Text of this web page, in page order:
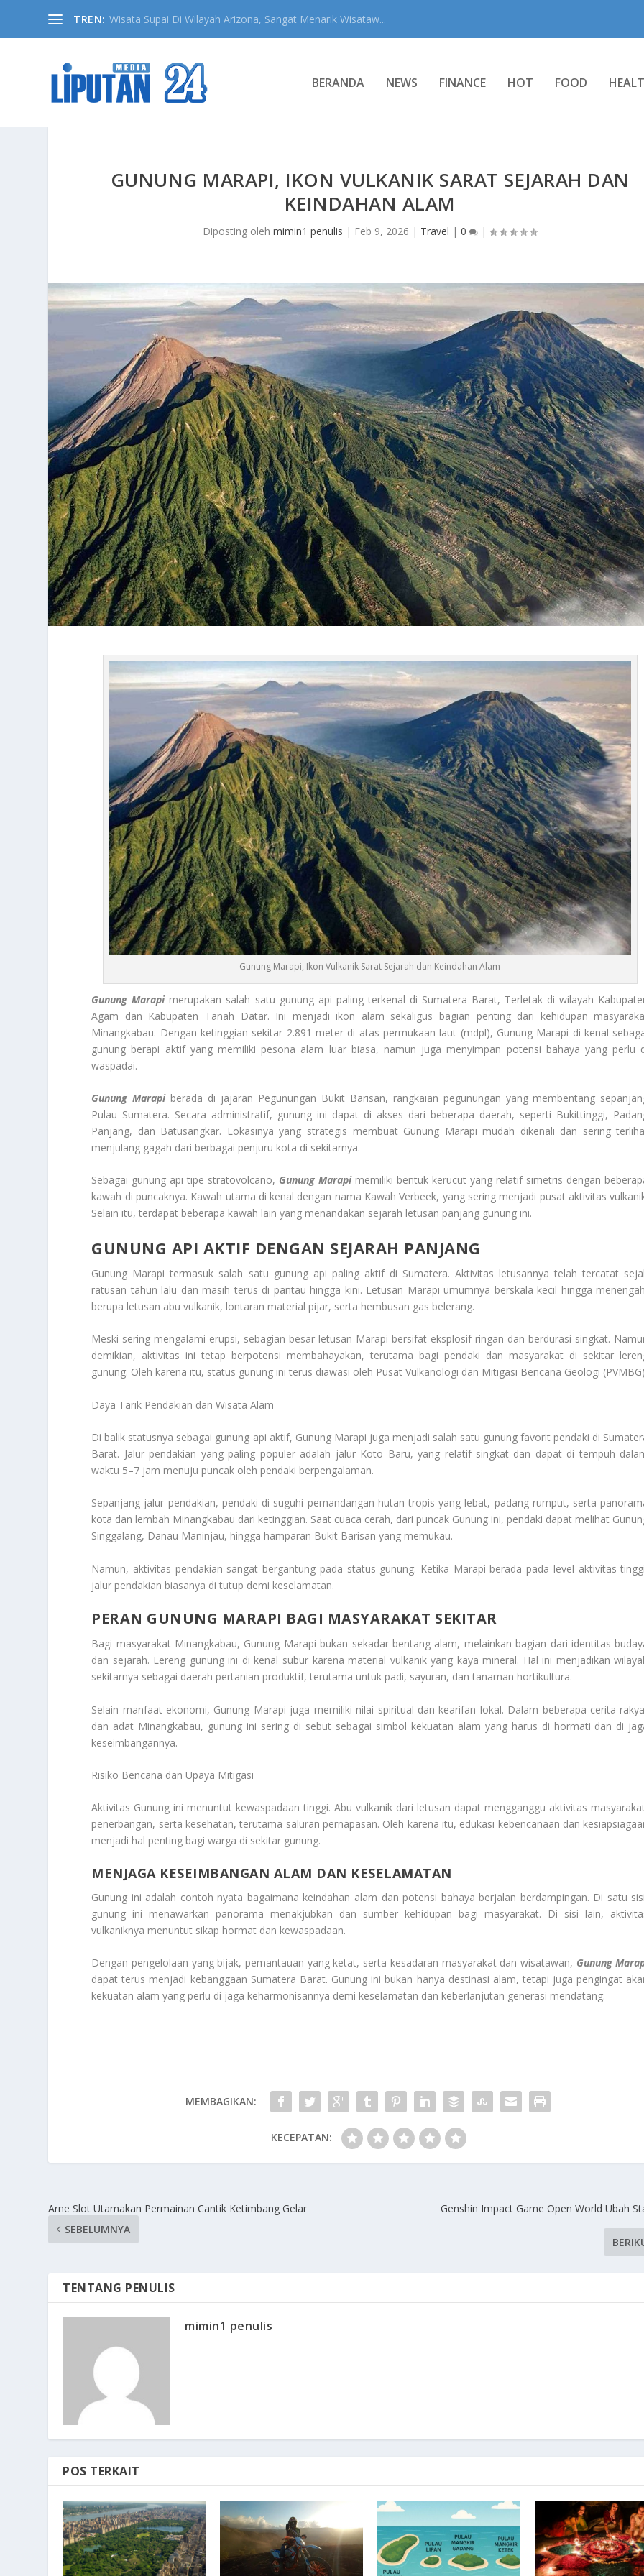
TREN: Wisata Supai Di Wilayah Arizona, Sangat Menarik Wisataw...
BERANDA NEWS FINANCE HOT FOOD
GUNUNG MARAPI, IKON VULKANIK SARAT SEJARAH DAN
KEINDAHAN ALAM
Diposting olehmimin1 penulis | Feb 9, 2026 | Travel |0 |
Gunung Marapi, Ikon Vulkanik Sarat Sejarah dan Keindahan Alam
Gunung Marapimerupakan salah satu gunung api paling terkenal di Sumatera Barat, Terletak di wilayah
Agam dan Kabupaten Tanah Datar. Ini menjadi ikon alam sekaligus bagian penting dari kehidupan
Minangkabau. Dengan ketinggian sekitar 2.891 meter di atas permukaan laut (mdpl), Gunung Marapi di kenal
gunung berapi aktif yang memiliki pesona alam luar biasa, namun juga menyimpan potensi bahaya yang perlu
waspadai.
Gunung Marapiberada di jajaran Pegunungan Bukit Barisan, rangkaian pegunungan yang membentang
Pulau Sumatera. Secara administratif, gunung ini dapat di akses dari beberapa daerah, seperti Bukittinggi,
Panjang, dan Batusangkar. Lokasinya yang strategis membuat Gunung Marapi mudah dikenali dan sering
menjulang gagah dari berbagai penjuru kota di sekitarnya.
Sebagai gunung api tipe stratovolcano, Gunung Marapimemiliki bentuk kerucut yang relatif simetris dengan
kawah di puncaknya. Kawah utama di kenal dengan nama Kawah Verbeek, yang sering menjadi pusat aktivitas
Selain itu, terdapat beberapa kawah lain yang menandakan sejarah letusan panjang gunung ini.
GUNUNG API AKTIF DENGAN SEJARAH PANJANG
Gunung Marapi termasuk salah satu gunung api paling aktif di Sumatera. Aktivitas letusannya telah tercatat
ratusan tahun lalu dan masih terus di pantau hingga kini. Letusan Marapi umumnya berskala kecil hingga
berupa letusan abu vulkanik, lontaran material pijar, serta hembusan gas belerang.
Meski sering mengalami erupsi, sebagian besar letusan Marapi bersifat eksplosif ringan dan berdurasi singkat.
demikian, aktivitas ini tetap berpotensi membahayakan, terutama bagi pendaki dan masyarakat di sekitar
gunung. Oleh karena itu, status gunung ini terus diawasi oleh Pusat Vulkanologi dan Mitigasi Bencana Geologi
Daya Tarik Pendakian dan Wisata Alam
Di balik statusnya sebagai gunung api aktif, Gunung Marapi juga menjadi salah satu gunung favorit pendaki di
Barat. Jalur pendakian yang paling populer adalah jalur Koto Baru, yang relatif singkat dan dapat di tempuh
waktu 5–7 jam menuju puncak oleh pendaki berpengalaman.
Sepanjang jalur pendakian, pendaki di suguhi pemandangan hutan tropis yang lebat, padang rumput, serta
kota dan lembah Minangkabau dari ketinggian. Saat cuaca cerah, dari puncak Gunung ini, pendaki dapat melihat
Singgalang, Danau Maninjau, hingga hamparan Bukit Barisan yang memukau.
Namun, aktivitas pendakian sangat bergantung pada status gunung. Ketika Marapi berada pada level aktivitas
jalur pendakian biasanya di tutup demi keselamatan.
PERAN GUNUNG MARAPI BAGI MASYARAKAT SEKITAR
Bagi masyarakat Minangkabau, Gunung Marapi bukan sekadar bentang alam, melainkan bagian dari identitas
dan sejarah. Lereng gunung ini di kenal subur karena material vulkanik yang kaya mineral. Hal ini menjadikan
sekitarnya sebagai daerah pertanian produktif, terutama untuk padi, sayuran, dan tanaman hortikultura.
Selain manfaat ekonomi, Gunung Marapi juga memiliki nilai spiritual dan kearifan lokal. Dalam beberapa cerita
dan adat Minangkabau, gunung ini sering di sebut sebagai simbol kekuatan alam yang harus di hormati dan di
keseimbangannya.
Risiko Bencana dan Upaya Mitigasi
Aktivitas Gunung ini menuntut kewaspadaan tinggi. Abu vulkanik dari letusan dapat mengganggu aktivitas
penerbangan, serta kesehatan, terutama saluran pernapasan. Oleh karena itu, edukasi kebencanaan dan
menjadi hal penting bagi warga di sekitar gunung.
MENJAGA KESEIMBANGAN ALAM DAN KESELAMATAN
Gunung ini adalah contoh nyata bagaimana keindahan alam dan potensi bahaya berjalan berdampingan. Di satu
gunung ini menawarkan panorama menakjubkan dan sumber kehidupan bagi masyarakat. Di sisi lain,
vulkaniknya menuntut sikap hormat dan kewaspadaan.
Dengan pengelolaan yang bijak, pemantauan yang ketat, serta kesadaran masyarakat dan wisatawan, Gunung
dapat terus menjadi kebanggaan Sumatera Barat. Gunung ini bukan hanya destinasi alam, tetapi juga pengingat
kekuatan alam yang perlu di jaga keharmonisannya demi keselamatan dan keberlanjutan generasi mendatang.
MEMBAGIKAN:
KECEPATAN:
Arne Slot Utamakan Permainan Cantik Ketimbang Gelar
SEBELUMNYA
Genshin Impact Game Open World Ubah
TENTANG PENULIS
mimin1 penulis
POS TERKAIT